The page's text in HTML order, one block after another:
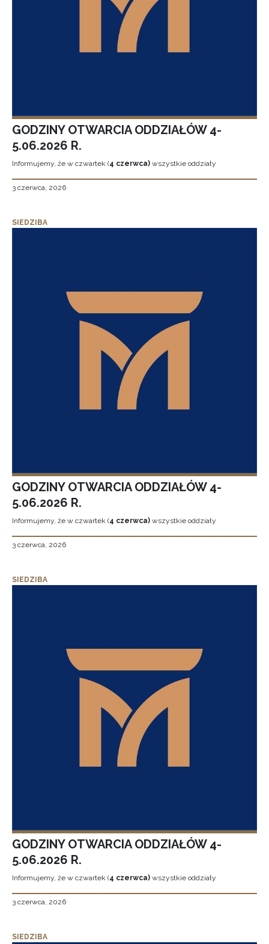
GODZINY OTWARCIA ODDZIAŁÓW 4-
5.06.2026 R.
Informujemy, że w czwartek (4 czerwca) wszystkie oddziały
3 czerwca, 2026
SIEDZIBA
GODZINY OTWARCIA ODDZIAŁÓW 4-
5.06.2026 R.
Informujemy, że w czwartek (4 czerwca) wszystkie oddziały
3 czerwca, 2026
SIEDZIBA
GODZINY OTWARCIA ODDZIAŁÓW 4-
5.06.2026 R.
Informujemy, że w czwartek (4 czerwca) wszystkie oddziały
3 czerwca, 2026
SIEDZIBA